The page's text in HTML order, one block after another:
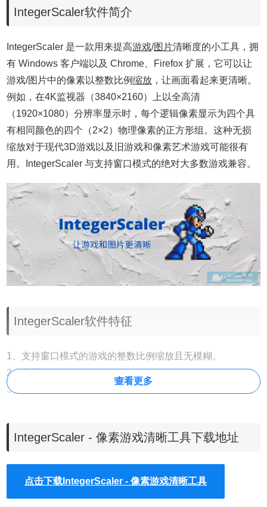
IntegerScaler软件简介
IntegerScaler 是一款用来提高游戏/图片清晰度的小工具，拥
有 Windows 客户端以及 Chrome、Firefox 扩展，它可以让
游戏/图片中的像素以整数比例缩放 ，让画面看起来更清晰。
例如，在4K监视器（3840×2160）上以全高清
（1920×1080）分辨率显示时，每个逻辑像素显示为四个具
有相同颜色的四个（2×2）物理像素的正方形组。这种无损
缩放对于现代3D游戏以及旧游戏和像素艺术游戏可能很有
用。IntegerScaler 与支持窗口模式的绝对大多数游戏兼容。
IntegerScaler软件特征
1、支持窗口模式的游戏的整数比例缩放且无模糊。
2、支持Windows 7。
3、能够自动缩放指定的游戏（通过auto.txt文件）。
5、能够将光标移动区域限制为游戏窗口（该 -clipcursor选
项）。
8、在应用程序启动后（指定时间）可以自动按指定的延迟扩
查看更多
IntegerScaler - 像素游戏清晰工具下载地址
点击下载IntegerScaler - 像素游戏清晰工具